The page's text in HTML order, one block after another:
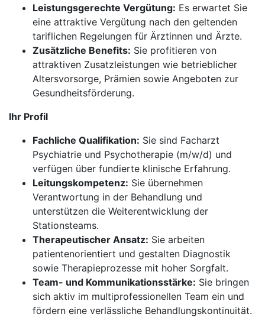
Leistungsgerechte Vergütung: Es erwartet Sie
eine attraktive Vergütung nach den geltenden
tariflichen Regelungen für Ärztinnen und Ärzte.
Zusätzliche Benefits: Sie profitieren von
attraktiven Zusatzleistungen wie betrieblicher
Altersvorsorge, Prämien sowie Angeboten zur
Gesundheitsförderung.
Ihr Profil
Fachliche Qualifikation: Sie sind Facharzt
Psychiatrie und Psychotherapie (m/w/d) und
verfügen über fundierte klinische Erfahrung.
Leitungskompetenz: Sie übernehmen
Verantwortung in der Behandlung und
unterstützen die Weiterentwicklung der
Stationsteams.
Therapeutischer Ansatz: Sie arbeiten
patientenorientiert und gestalten Diagnostik
sowie Therapieprozesse mit hoher Sorgfalt.
Team- und Kommunikationsstärke: Sie bringen
sich aktiv im multiprofessionellen Team ein und
fördern eine verlässliche Behandlungskontinuität.